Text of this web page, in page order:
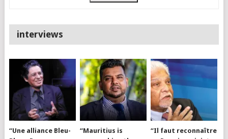
interviews
“Une alliance Bleu-
“Mauritius is
“Il faut reconnaître